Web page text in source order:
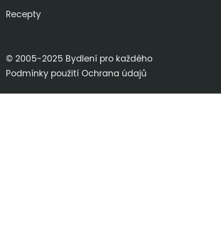
Recepty
© 2005-2025 Bydlení pro každého
Podmínky použití Ochrana údajů